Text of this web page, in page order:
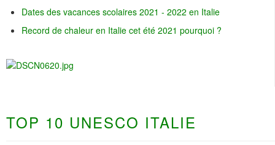
Dates des vacances scolaires 2021 - 2022 en Italie
Record de chaleur en Italie cet été 2021 pourquoi ?
TOP 10 UNESCO ITALIE